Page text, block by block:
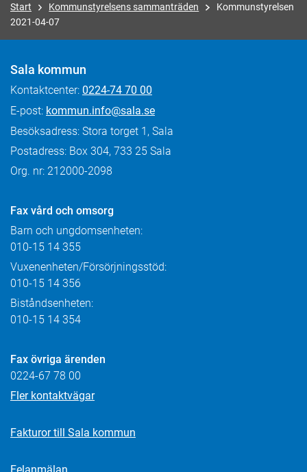
Start Kommunstyrelsens sammanträden
Kommunstyrelsen
2021-04-07
Sala kommun
Kontaktcenter: 0224-74 70 00
E-post: kommun.info@sala.se
Besöksadress: Stora torget 1, Sala
Postadress: Box 304, 733 25 Sala
Org. nr: 212000-2098
Fax vård och omsorg
Barn och ungdomsenheten:
010-15 14 355
Vuxenenheten/Försörjningsstöd:
010-15 14 356
Biståndsenheten:
010-15 14 354
Fax övriga ärenden
0224-67 78 00
Fler kontaktvägar
Fakturor till Sala kommun